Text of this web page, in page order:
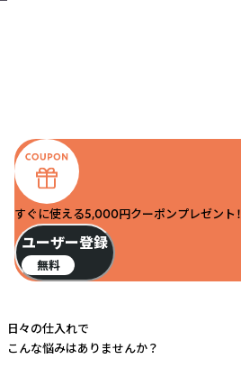
すぐに使える5,000円クーポンプレゼント！
ユーザー登録
無料
日々の仕入れで
こんな悩みはありませんか？